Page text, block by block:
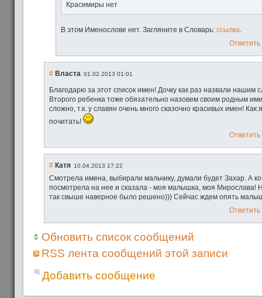
Красимиры нет
В этом Именослове нет. Загляните в Словарь: ссылка.
Ответить
# Власта 01.02.2013 01:01
Благодарю за этот список имен! Дочку как раз назвали
Второго ребенка тоже обязательно назовем своим родным
сложно, т.к. у славян очень много сказочно красивых имен! Как
почитать!
Ответить
# Катя 10.04.2013 17:22
Смотрела имена, выбирали мальчику, думали будет Захар. А
посмотрела на нее и сказала - моя малышка, моя
так свыше наверное было решено))) Сейчас ждем опять
Ответить
Обновить список сообщений
RSS лента сообщений этой записи
Добавить сообщение